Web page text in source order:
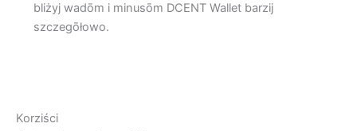
bliżyj wadōm i minusōm DCENT Wallet barzij
szczegōłowo.
Korziści